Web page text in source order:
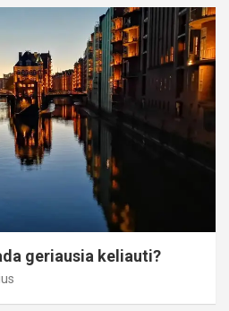
geriausia keliauti?